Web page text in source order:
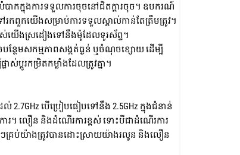
បាកក្នុងការទទួលការចុចនៅជិតក្តារចុច។ ឧបករណ៍
ៅរកពួកយើងសម្រាប់ការទទួលស្គាល់កាន់តែត្រឹមត្រូវ។
បស់យើងស្រដៀងទៅនឹងម៉ូដែលទូរស័ព្ទ។
ន្ថែមសកម្មភាពសង្កត់ធ្ងន់ ឬចំណុចខ្សោយ ដើម្បី
ស់ប្តូរកម្រិតកម្លាំងដែលត្រូវគ្នា។
2.7GHz បើប្រៀបធៀបទៅនឹង 2.5GHz ក្នុងជំនាន់
ការ។ លឿន និងដំណើរការខ្ពស់ ទោះបីជាដំណើរការ
ៗគ្រប់យ៉ាងត្រូវបានដោះស្រាយយ៉ាងរលូន និងលឿន